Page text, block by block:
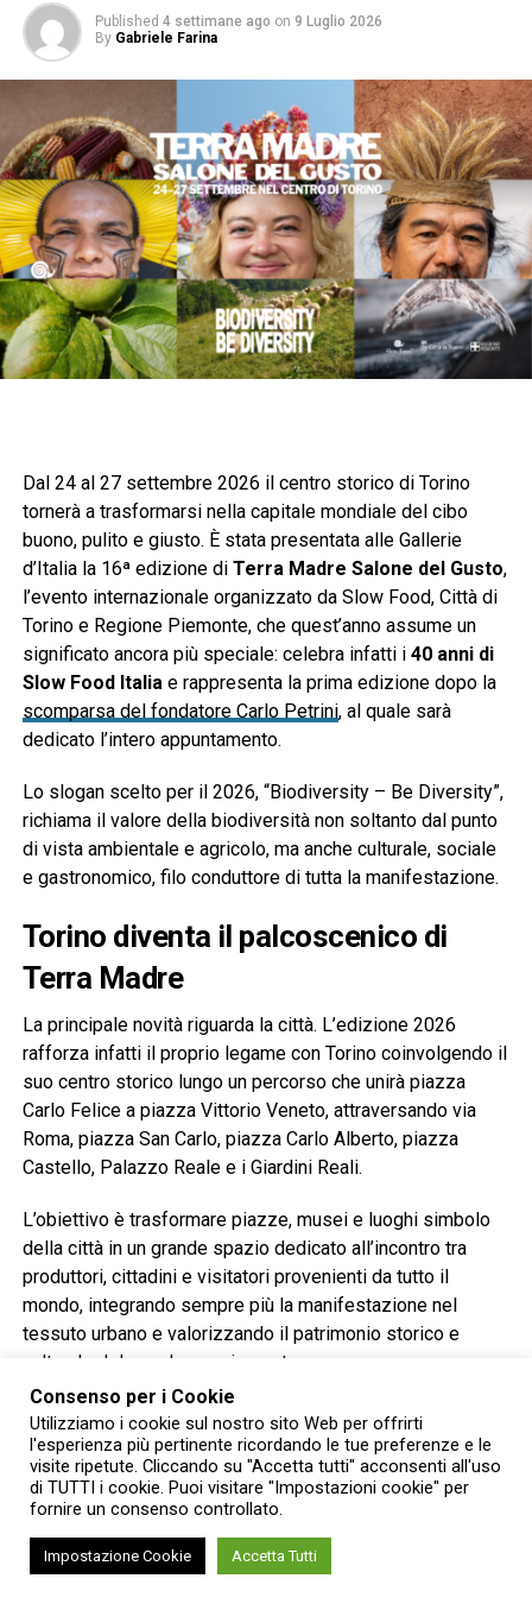
Published 4 settimane ago on 9 Luglio 2026
By Gabriele Farina
Dal 24 al 27 settembre 2026 il centro storico di Torino
tornerà a trasformarsi nella capitale mondiale del cibo
buono, pulito e giusto. È stata presentata alle Gallerie
d’Italia la 16ª edizione di Terra Madre Salone del Gusto,
l’evento internazionale organizzato da Slow Food, Città di
Torino e Regione Piemonte, che quest’anno assume un
significato ancora più speciale: celebra infatti i 40 anni di
Slow Food Italiae rappresenta la prima edizione dopo la
scomparsa del fondatore Carlo Petrini, al quale sarà
dedicato l’intero appuntamento.
Lo slogan scelto per il 2026, “Biodiversity – Be Diversity”,
richiama il valore della biodiversità non soltanto dal punto
di vista ambientale e agricolo, ma anche culturale, sociale
e gastronomico, filo conduttore di tutta la manifestazione.
Torino diventa il palcoscenico di
Terra Madre
La principale novità riguarda la città. L’edizione 2026
rafforza infatti il proprio legame con Torino coinvolgendo il
suo centro storico lungo un percorso che unirà piazza
Carlo Felice a piazza Vittorio Veneto, attraversando via
Roma, piazza San Carlo, piazza Carlo Alberto, piazza
Castello, Palazzo Reale e i Giardini Reali.
L’obiettivo è trasformare piazze, musei e luoghi simbolo
della città in un grande spazio dedicato all’incontro tra
produttori, cittadini e visitatori provenienti da tutto il
mondo, integrando sempre più la manifestazione nel
tessuto urbano e valorizzando il patrimonio storico e
culturale del capoluogo piemontese.
L’eredità di Carlo Petrini
Ad aprire la presentazione è stata la presidente di Slow
Food Italia, Barbara Nappini, che ha ricordato il fondatore
«Carlin non avrebbe voluto che tenessimo il lutto: Slow
Consenso per i Cookie
Utilizziamo i cookie sul nostro sito Web per offrirti
l'esperienza più pertinente ricordando le tue preferenze e le
visite ripetute. Cliccando su "Accetta tutti" acconsenti all'uso
di TUTTI i cookie. Puoi visitare "Impostazioni cookie" per
fornire un consenso controllato.
Impostazione Cookie Accetta Tutti